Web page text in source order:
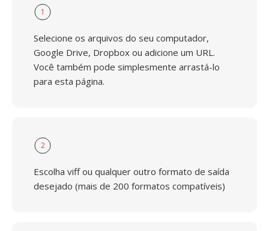
1
Selecione os arquivos do seu computador,
Google Drive, Dropbox ou adicione um URL.
Você também pode simplesmente arrastá-lo
para esta página.
2
Escolha viff ou qualquer outro formato de saída
desejado (mais de 200 formatos compatíveis)